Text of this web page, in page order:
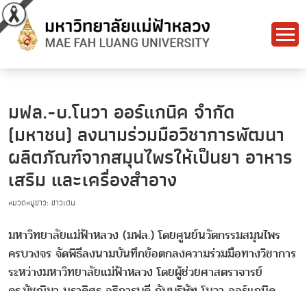
มฟล.-บ.โนวา ออร์แกนิค จำกัด
(มหาชน) ลงนามร่วมมือวิชาการพัฒนา
ผลิตภัณฑ์จากสมุนไพรให้เป็นยา อาหาร
เสริม และเครื่องสำอาง
หมวดหมู่ข่าว: ข่าวเด่น
มหาวิทยาลัยแม่ฟ้าหลวง (มฟล.) โดยศูนย์นวัตกรรมสมุนไพร
ครบวงจร จัดพิธีลงนามบันทึกข้อตกลงความร่วมมือทางวิชาการ
ระหว่างมหาวิทยาลัยแม่ฟ้าหลวง โดยผู้ช่วยศาสตราจารย์